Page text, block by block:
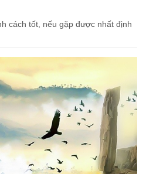
cách tốt, nếu gặp được nhất định